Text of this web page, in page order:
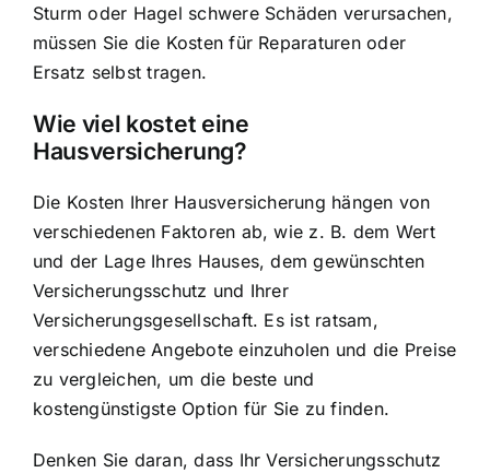
Sturm oder Hagel schwere Schäden verursachen,
müssen Sie die Kosten für Reparaturen oder
Ersatz selbst tragen.
Wie viel kostet eine
Hausversicherung?
Die Kosten Ihrer Hausversicherung hängen von
verschiedenen Faktoren ab, wie z. B. dem Wert
und der Lage Ihres Hauses, dem gewünschten
Versicherungsschutz und Ihrer
Versicherungsgesellschaft. Es ist ratsam,
verschiedene Angebote einzuholen und die Preise
zu vergleichen, um die beste und
kostengünstigste Option für Sie zu finden.
Denken Sie daran, dass Ihr Versicherungsschutz